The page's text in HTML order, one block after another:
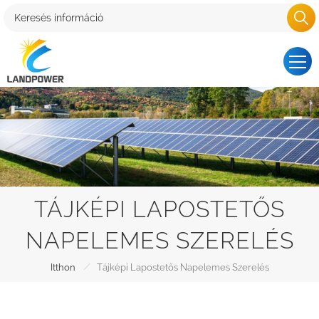
TÁJKÉPI LAPOSTETŐS
NAPELEMES SZERELÉS
Itthon / Tájképi Lapostetős Napelemes Szerelés